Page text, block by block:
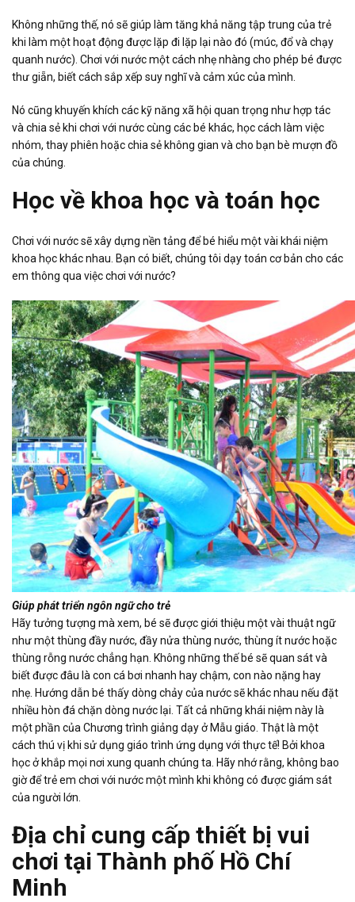
Không những thế, nó sẽ giúp làm tăng khả năng tập trung của trẻ
khi làm một hoạt động được lặp đi lặp lại nào đó (múc, đổ và chạy
quanh nước). Chơi với nước một cách nhẹ nhàng cho phép bé được
thư giẵn, biết cách sắp xếp suy nghĩ và cảm xúc của mình.
Nó cũng khuyến khích các kỹ năng xã hội quan trọng như hợp tác
và chia sẻ khi chơi với nước cùng các bé khác, học cách làm việc
nhóm, thay phiên hoặc chia sẻ không gian và cho bạn bè mượn đồ
của chúng.
Học về khoa học và toán học
Chơi với nước sẽ xây dựng nền tảng để bé hiểu một vài khái niệm
khoa học khác nhau. Bạn có biết, chúng tôi dạy toán cơ bản cho các
em thông qua việc chơi với nước?
Giúp phát triển ngôn ngữ cho trẻ
Hãy tưởng tượng mà xem, bé sẽ được giới thiệu một vài thuật ngữ
như một thùng đầy nước, đầy nửa thùng nước, thùng ít nước hoặc
thùng rỗng nước chẳng hạn. Không những thế bé sẽ quan sát và
biết được đâu là con cá bơi nhanh hay chậm, con nào nặng hay
nhẹ. Hướng dẫn bé thấy dòng chảy của nước sẽ khác nhau nếu đặt
nhiều hòn đá chặn dòng nước lại. Tất cả những khái niệm này là
một phần của Chương trình giảng dạy ở Mẫu giáo. Thật là một
cách thú vị khi sử dụng giáo trình ứng dụng với thực tế! Bởi khoa
học ở khắp mọi nơi xung quanh chúng ta. Hãy nhớ rằng, không bao
giờ để trẻ em chơi với nước một mình khi không có được giám sát
của người lớn.
Địa chỉ cung cấp thiết bị vui
chơi tại Thành phố Hồ Chí
Minh